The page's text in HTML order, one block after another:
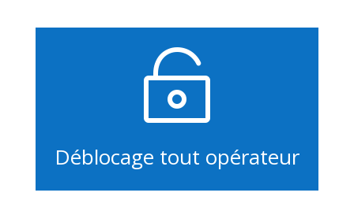

Déblocage tout opérateur